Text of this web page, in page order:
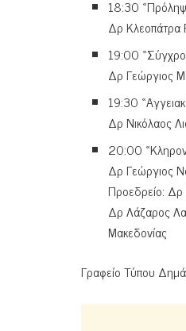
18:30
Δρ Κλεοπάτρα
19:00
Δρ Γεώργιος
19:30
Δρ Νικόλαος
20:00
Δρ Γεώργιος
Προεδρείο: Δρ
Δρ Λάζαρος
Μακεδονίας
Γραφείο Τύπου